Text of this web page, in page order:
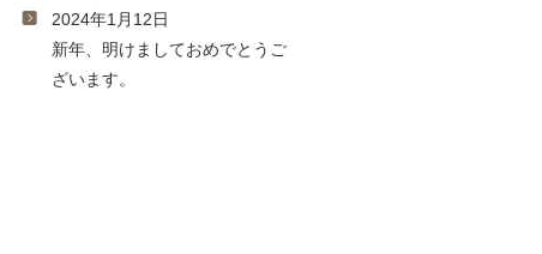
2024年1月12日
新年、明けましておめでとうご
ざいます。